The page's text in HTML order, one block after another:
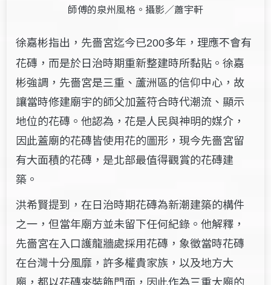
師傅的泉州風格。攝影／蕭宇軒
徐嘉彬指出，先嗇宮迄今已200多年，理應不會有
花磚，而是於日治時期重新整建時所黏貼。徐嘉
彬強調，先嗇宮是三重、蘆洲區的信仰中心，故
讓當時修建廟宇的師父加蓋符合時代潮流、顯示
地位的花磚。他認為，花是人民與神明的媒介，
因此蓋廟的花磚皆使用花的圖形，現今先嗇宮留
有大面積的花磚，是北部最值得觀賞的花磚建
築。
洪希賢提到，在日治時期花磚為新潮建築的構件
之一，但當年廟方並未留下任何紀錄。他解釋，
先嗇宮在入口護龍牆處採用花磚，象徵當時花磚
在台灣十分風靡，許多權貴家族，以及地方大
廟，都以花磚來裝飾門面，因此作為三重大廟的